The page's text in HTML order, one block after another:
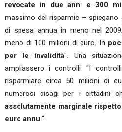
revocate in due anni e 300
massimo del risparmio – spiegano
di spesa annua in meno nel
meno di 100 milioni di euro. In
per le invalidità". Una
ampliassero i controlli. "I
risparmiare circa 50 milioni di
numerosi disagi per i cittadini
assolutamente marginale
euro annui".